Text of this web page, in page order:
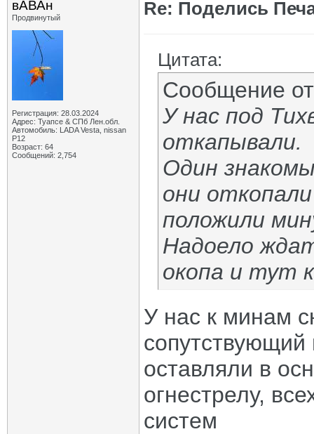
вАВАн
Продвинутый
Регистрация: 28.03.2024
Адрес: Туапсе & СПб Лен.обл.
Автомобиль: LADA Vesta, nissan
P12
Возраст: 64
Сообщений: 2,754
Re: Поделись
Цитата:
Сообщение
У нас под
откапывали.
Один
они
положили
Надоело
окопа и тут
У нас к минам
сопутствующий
оставляли в
огнестрелу,
систем